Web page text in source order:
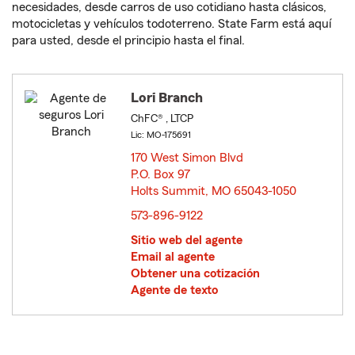
necesidades, desde carros de uso cotidiano hasta clásicos,
motocicletas y vehículos todoterreno. State Farm está aquí
para usted, desde el principio hasta el final.
Lori Branch
ChFC® , LTCP
Lic: MO-175691
170 West Simon Blvd
P.O. Box 97
Holts Summit, MO 65043-1050
573-896-9122
Sitio web del agente
Email al agente
Obtener una cotización
Agente de texto